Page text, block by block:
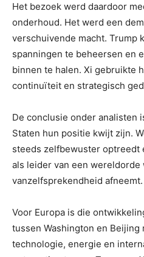
Het bezoek werd daardoor
onderhoud. Het werd een
verschuivende macht. Trump
spanningen te beheersen en
binnen te halen. Xi gebruikte
continuïteit en strategisch
De conclusie onder analisten
Staten hun positie kwijt zijn.
steeds zelfbewuster optreedt
als leider van een wereldorde
vanzelfsprekendheid afneemt.
Voor Europa is die
tussen Washington en Beijing
technologie, energie en